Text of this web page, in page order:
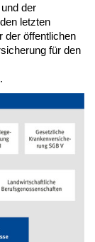
der
letzten
der öffentlichen
für den